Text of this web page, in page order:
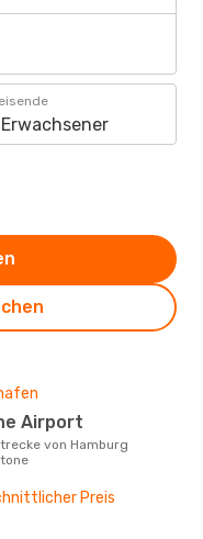
Erwachsener
Airport
Preis